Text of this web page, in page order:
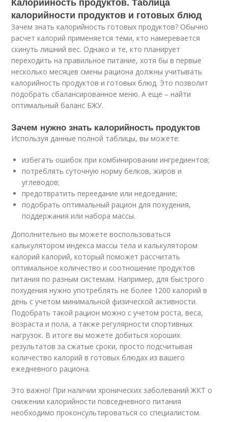
калорийности продуктов и готовых блюд
Зачем знать калорийность готовых продуктов? Обычно
расчет калорий применяется теми, кто намеревается
скинуть лишний вес. Однако и те, кто планирует
переходить на правильное питание, хотя бы в первые
несколько месяцев смены рациона должны учитывать
калорийность продуктов и готовых блюд. Это позволит
подобрать сбалансированное меню. А еще – найти
оптимальный баланс БЖУ.
Зачем нужно знать калорийность продуктов
Используя данные полной таблицы, вы можете:
избегать ошибок при комбинировании ингредиентов;
потреблять суточную норму белков, жиров и
углеводов;
предотвратить переедание или недоедание;
подобрать оптимальный рацион для похудения,
поддержания или набора массы.
Дополнительно вы можете воспользоваться
калькулятором индекса массы тела и калькулятором
калорий калорий, который поможет рассчитать
оптимальное количество и соотношение продуктов
питания по разным системам. Например, для быстрого
похудения нужно употреблять не более 1200 калорий в
день с учетом минимальной физической активности.
Подобрать такой рацион можно с учетом роста, веса,
возраста и пола, а также регулярности спортивных
нагрузок. В итоге вы можете добиться хороших
результатов за сжатые сроки, просто подсчитывая
количество калорий в готовых блюдах из вашего
ежедневного рациона.
Это важно! При наличии хронических заболеваний ЖКТ о
снижении калорийности повседневного питания
необходимо проконсультироваться со специалистом.